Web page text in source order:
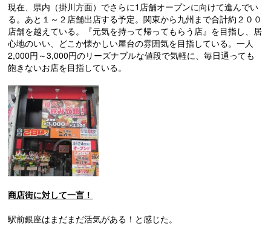
現在、県内（掛川方面）でさらに1店舗オープンに向けて進んでい
る。あと１～２店舗出店する予定。関東から九州まで合計約２００
店舗を越えている。『元気を持って帰ってもらう店』を目指し、居
心地のいい、どこか懐かしい屋台の雰囲気を目指している。一人
2,000円～3,000円のリーズナブルな値段で気軽に、毎日通っても
飽きないお店を目指している。
商店街に対して一言！
駅前銀座はまだまだ活気がある！と感じた。